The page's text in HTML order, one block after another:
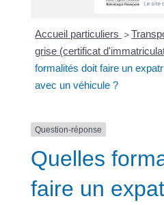
Accueil particuliers >
grise (certificat
formalités doit faire un
avec un véhicule ?
Question-réponse
Quelles
faire un